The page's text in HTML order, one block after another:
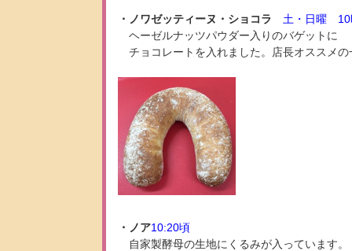
・ノワゼッティーヌ・ショコラ
土・日曜 10
ヘーゼルナッツパウダー入りのバゲットに
チョコレートを入れました。店長オススメの
・ノア10:20頃
自家製酵母の生地にくるみが入っています。